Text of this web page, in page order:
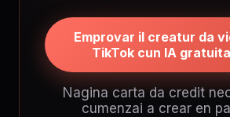
Emprovar il creatur da
TikTok cun IA
Nagina carta da credit
cumenzai a crear en